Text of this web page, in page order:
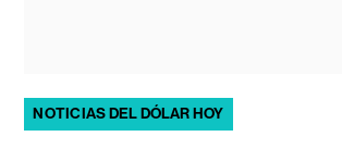
NOTICIAS DEL DÓLAR HOY